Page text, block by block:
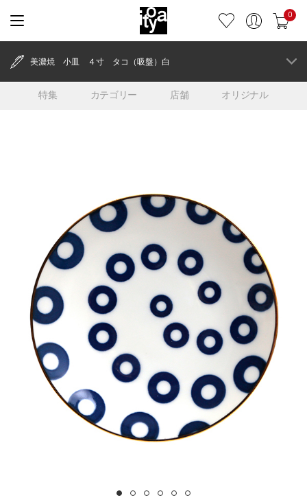
0
特集 カテゴリー 店舗 オリジナル
美濃焼 小皿 ４寸 タコ（吸盤）白